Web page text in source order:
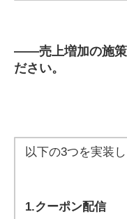
――売上増加の施
ださい。
以下の3つを実装し
1.クーポン配信